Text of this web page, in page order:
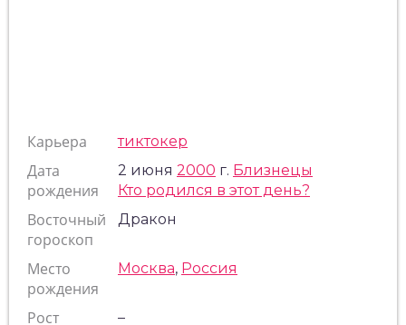
Карьера тиктокер
Дата
рождения
2 июня 2000 г. Близнецы
Кто родился в этот день?
Восточный
гороскоп
Дракон
Место
рождения
Москва, Россия
Рост –